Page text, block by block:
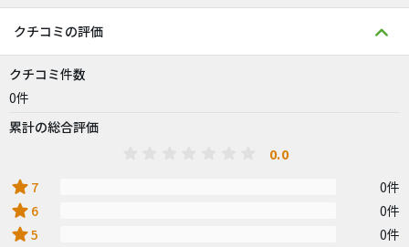
クチコミの評価
クチコミ件数
0件
累計の総合評価
0.0
star 7 0件
star 6 0件
star5 0件